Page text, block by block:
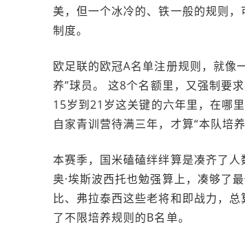
美，但一个冰冷的、铁一般的规则
制度。
欧足联的欧冠A名单注册规则，就像
养”球员。 这8个名额里，又强制要
15岁到21岁这关键的六年里，在哪
自家青训营待满三年，才算“本队培养
本赛季，国米磕磕绊绊算是凑齐了
奥·埃斯波西托也勉强算上，凑够了
比、弗拉泰西这些老将和即战力，
了不限培养规则的B名单。